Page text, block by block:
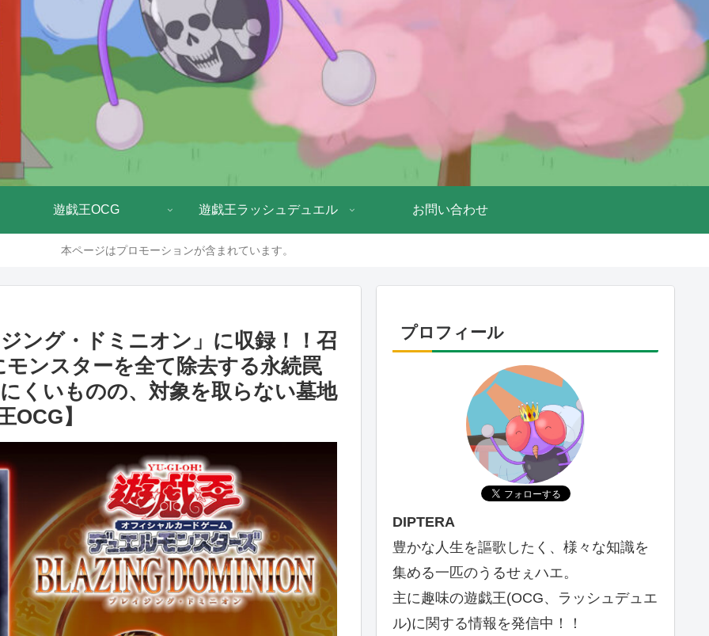
遊戯王OCG 遊戯王ラッシュデュエル お問い合わせ
本ページはプロモーションが含まれています。
ング・ドミニオン」に収録！！召
ンスターを全て除去する永続罠
くいものの、対象を取らない墓地
OCG】
プロフィール
DIPTERA
豊かな人生を謳歌したく、様々な知識を
集める一匹のうるせぇハエ。
主に趣味の遊戯王(OCG、ラッシュデュエ
ル)に関する情報を発信中！！